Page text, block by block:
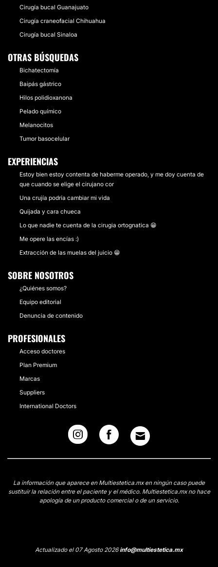
Cirugía bucal Guanajuato
Cirugía craneofacial Chihuahua
Cirugía bucal Sinaloa
OTRAS BÚSQUEDAS
Bichatectomía
Baipás gástrico
Hilos polidioxanona
Pelado químico
Melanocitos
Tumor basocelular
EXPERIENCIAS
Estoy bien estoy contenta de haberme operado, y me doy cuenta de
que cuando se elige el cirujano cor
Una crujía podría cambiar mi vida
Quijada y cara chueca
Lo que nadie te cuenta de la cirugia ortognatica 😁
Me opere las encías :)
Extracción de las muelas del juicio 😁
SOBRE NOSOTROS
¿Quiénes somos?
Equipo editorial
Denuncia de contenido
PROFESIONALES
Acceso doctores
Plan Premium
Marcas
Suppliers
International Doctors
La información que aparece en Multiestetica.mx en ningún caso puede
sustituir la relación entre el paciente y el médico. Multiestetica.mx no hace
apología de un producto comercial o de un servicio.
Actualizado el 07 Agosto 2026info@multiestetica.mx